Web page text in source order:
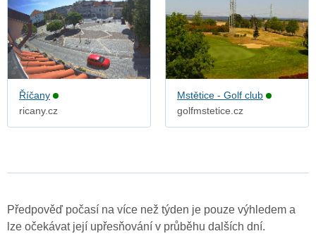
Říčany
ricany.cz
Mstětice - Golf club
golfmstetice.cz
Předpověď počasí na více než týden je pouze výhledem a
lze očekávat její upřesňování v průběhu dalších dní.